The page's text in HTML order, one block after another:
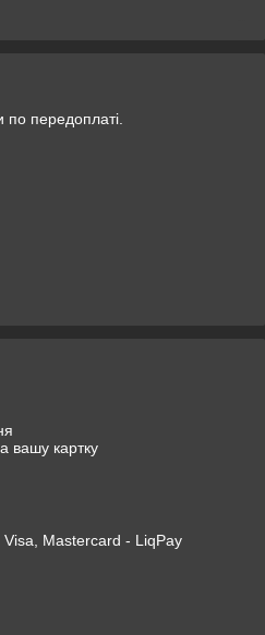
по передоплаті.
вашу картку
Mastercard - LiqPay